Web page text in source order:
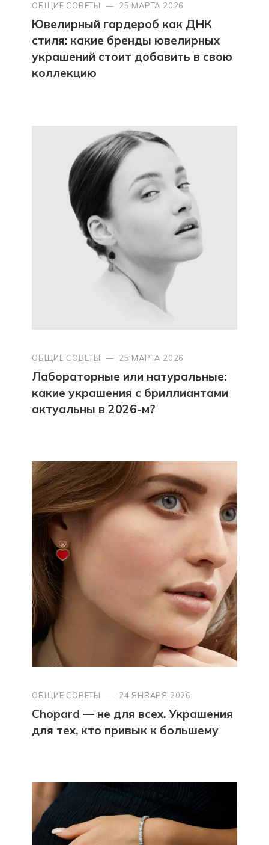
ОБЩИЕ СОВЕТЫ — 25 МАРТА 2026
Ювелирный гардероб как ДНК
стиля: какие бренды ювелирных
украшений стоит добавить в свою
коллекцию
ОБЩИЕ СОВЕТЫ — 25 МАРТА 2026
Лабораторные или натуральные:
какие украшения с бриллиантами
актуальны в 2026-м?
ОБЩИЕ СОВЕТЫ — 24 ЯНВАРЯ 2026
Chopard — не для всех. Украшения
для тех, кто привык к большему